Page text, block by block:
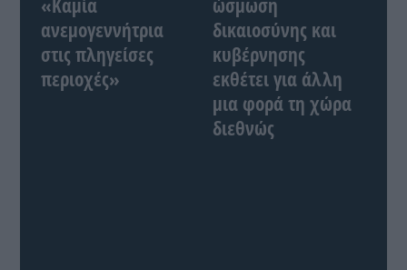
ανεμογεννήτρια
στις πληγείσες
περιοχές»
δικαιοσύνης και
κυβέρνησης
εκθέτει για άλλη
μια φορά τη χώρα
διεθνώς